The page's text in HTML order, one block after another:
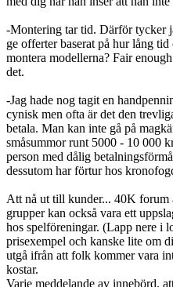
-Montering tar tid. Därför tycker
ge offerter baserat på hur lång
montera modellerna? Fair
det.
-Jag hade nog tagit en
cynisk men ofta är det den
betala. Man kan inte gå på
småsummor runt 5000 - 10 000
person med dålig
dessutom har förtur hos
Att nå ut till kunder... 40K forum
grupper kan också vara ett
hos spelföreningar. (Lapp nere i
prisexempel och kanske lite om
utgå ifrån att folk kommer vara
kostar.
Varje meddelande av innebörd,